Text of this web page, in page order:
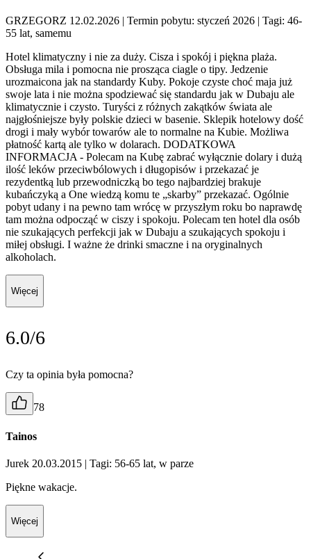
GRZEGORZ 12.02.2026 | Termin pobytu: styczeń 2026 | Tagi: 46-
55 lat, samemu
Hotel klimatyczny i nie za duży. Cisza i spokój i piękna plaża.
Obsługa mila i pomocna nie prosząca ciagle o tipy. Jedzenie
urozmaicona jak na standardy Kuby. Pokoje czyste choć maja już
swoje lata i nie można spodziewać się standardu jak w Dubaju ale
klimatycznie i czysto. Turyści z różnych zakątków świata ale
najgłośniejsze były polskie dzieci w basenie. Sklepik hotelowy dość
drogi i mały wybór towarów ale to normalne na Kubie. Możliwa
płatność kartą ale tylko w dolarach. DODATKOWA
INFORMACJA - Polecam na Kubę zabrać wyłącznie dolary i dużą
ilość leków przeciwbólowych i długopisów i przekazać je
rezydentką lub przewodniczką bo tego najbardziej brakuje
kubańczyką a One wiedzą komu te „skarby” przekazać. Ogólnie
pobyt udany i na pewno tam wrócę w przyszłym roku bo naprawdę
tam można odpocząć w ciszy i spokoju. Polecam ten hotel dla osób
nie szukających perfekcji jak w Dubaju a szukających spokoju i
miłej obsługi. I ważne że drinki smaczne i na oryginalnych
alkoholach.
Więcej
6.0/6
Czy ta opinia była pomocna?
78
Tainos
Jurek 20.03.2015 | Tagi: 56-65 lat, w parze
Piękne wakacje.
Więcej